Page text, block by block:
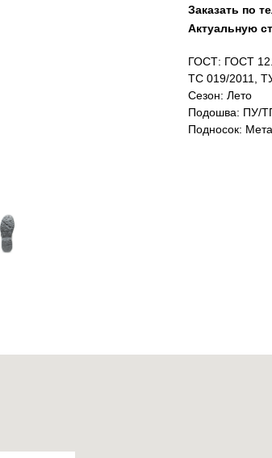
Заказать по
Актуальную
ГОСТ: ГОСТ
ТС 019/2011,
Сезон: Лето
Подошва: ПУ/
Подносок: